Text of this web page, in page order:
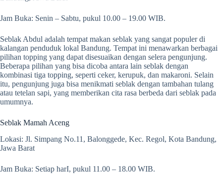
Jam Buka: Senin – Sabtu, pukul 10.00 – 19.00 WIB.
Seblak Abdul adalah tempat makan seblak yang sangat populer di
kalangan penduduk lokal Bandung. Tempat ini menawarkan berbagai
pilihan topping yang dapat disesuaikan dengan selera pengunjung.
Beberapa pilihan yang bisa dicoba antara lain seblak dengan
kombinasi tiga topping, seperti ceker, kerupuk, dan makaroni. Selain
itu, pengunjung juga bisa menikmati seblak dengan tambahan tulang
atau tetelan sapi, yang memberikan cita rasa berbeda dari seblak pada
umumnya.
Seblak Mamah Aceng
Lokasi: Jl. Simpang No.11, Balonggede, Kec. Regol, Kota Bandung,
Jawa Barat
Jam Buka: Setiap harI, pukul 11.00 – 18.00 WIB.